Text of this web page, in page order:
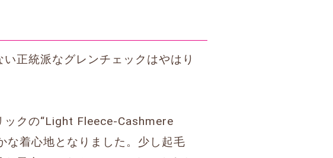
正統派なグレンチェックはやはり
ックの“Light Fleece-Cashmere
な着心地となりました。少し起毛